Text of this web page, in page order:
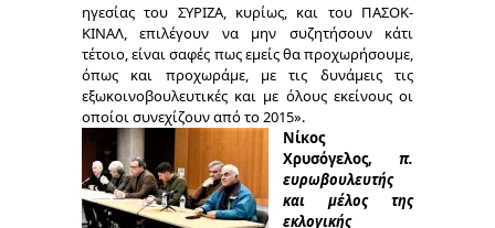
ηγεσίας του ΣΥΡΙΖΑ, κυρίως, και του ΠΑΣΟΚ-
ΚΙΝΑΛ, επιλέγουν να μην συζητήσουν κάτι
τέτοιο, είναι σαφές πως εμείς θα προχωρήσουμε,
όπως και προχωράμε, με τις δυνάμεις τις
εξωκοινοβουλευτικές και με όλους εκείνους οι
οποίοι συνεχίζουν από το 2015».
Νίκος
Χρυσόγελος, π.
ευρωβουλευτής
και μέλος της
εκλογικής